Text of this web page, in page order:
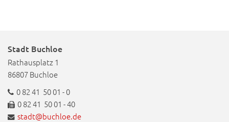
Stadt Buchloe
Rathausplatz 1
86807 Buchloe
0 82 41 50 01 - 0
0 82 41 50 01 - 40
stadt@buchloe.de